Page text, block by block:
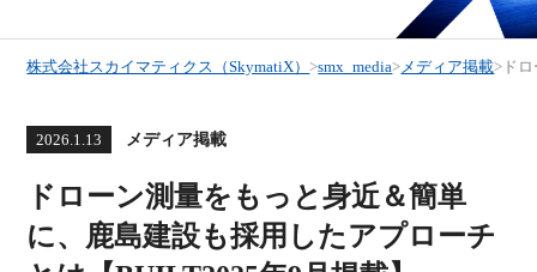
株式会社スカイマティクス（SkymatiX）>smx_media>メディア掲載> ド
2026.1.13 メディア掲載
ドローン測量をもっと身近＆簡単
に、鹿島建設も採用したアプローチ